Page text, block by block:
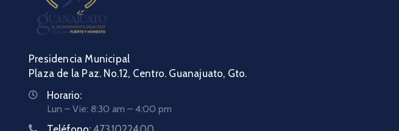
Presidencia Municipal
Plaza de la Paz. No.12, Centro. Guanajuato, Gto.
Horario:
Lun – Vie: 8:30 am – 4:00 pm